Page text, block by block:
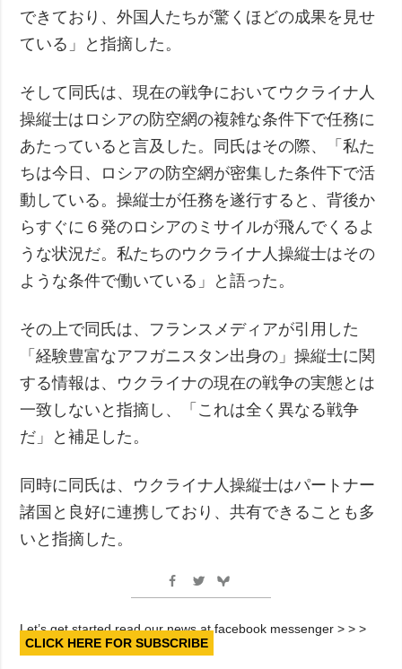
できており、外国人たちが驚くほどの成果を見せ
ている」と指摘した。
そして同氏は、現在の戦争においてウクライナ人
操縦士はロシアの防空網の複雑な条件下で任務に
あたっていると言及した。同氏はその際、「私た
ちは今日、ロシアの防空網が密集した条件下で活
動している。操縦士が任務を遂行すると、背後か
らすぐに６発のロシアのミサイルが飛んでくるよ
うな状況だ。私たちのウクライナ人操縦士はその
ような条件で働いている」と語った。
その上で同氏は、フランスメディアが引用した
「経験豊富なアフガニスタン出身の」操縦士に関
する情報は、ウクライナの現在の戦争の実態とは
一致しないと指摘し、「これは全く異なる戦争
だ」と補足した。
同時に同氏は、ウクライナ人操縦士はパートナー
諸国と良好に連携しており、共有できることも多
いと指摘した。
Let’s get started read our news at facebook messenger > > >
CLICK HERE FOR SUBSCRIBE